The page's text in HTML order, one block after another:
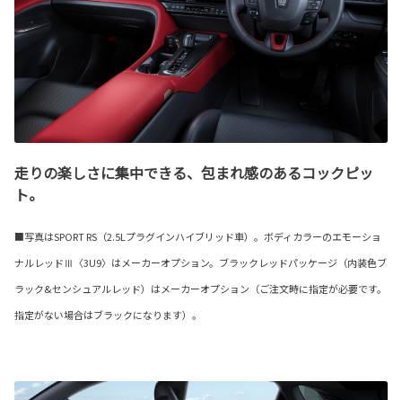
走りの楽しさに集中できる、包まれ感のあるコックピッ
ト。
■写真はSPORT RS（2.5Lプラグインハイブリッド車）。ボディカラーのエモーショ
ナルレッドⅢ〈3U9〉はメーカーオプション。ブラックレッドパッケージ（内装色ブ
ラック&センシュアルレッド）はメーカーオプション（ご注文時に指定が必要です。
指定がない場合はブラックになります）。